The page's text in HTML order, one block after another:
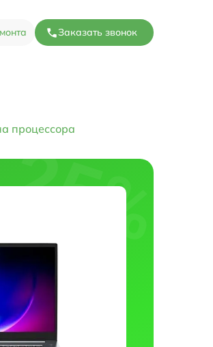
Заказать звонок
процессора